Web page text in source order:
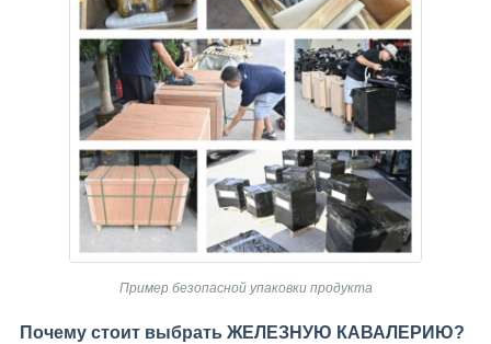
Пример безопасной упаковки продукта
Почему стоит выбрать ЖЕЛЕЗНУЮ КАВАЛЕРИЮ?